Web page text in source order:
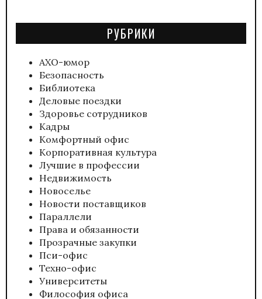
РУБРИКИ
АХО-юмор
Безопасность
Библиотека
Деловые поездки
Здоровье сотрудников
Кадры
Комфортный офис
Корпоративная культура
Лучшие в профессии
Недвижимость
Новоселье
Новости поставщиков
Параллели
Права и обязанности
Прозрачные закупки
Пси-офис
Техно-офис
Университеты
Философия офиса